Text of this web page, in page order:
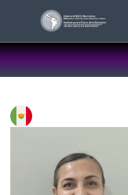
principal